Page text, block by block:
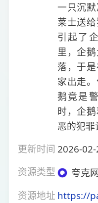
一只沉
莱士送
引起了
里，企
落，于
家出走
鹅竟是
时，企
恶的犯
更新时间 2026-
资源类型
夸克
资源地址 https://